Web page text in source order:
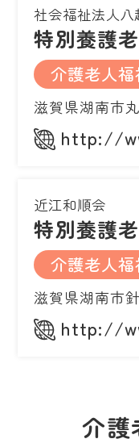
社会福祉法人八
特別養護
介護老人
滋賀県湖南市
http://
近江和順会
特別養護
介護老人
滋賀県湖南市
http://
介護